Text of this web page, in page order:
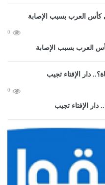
0
العرب بسبب الإصابة
0
الإفتاء تجيب